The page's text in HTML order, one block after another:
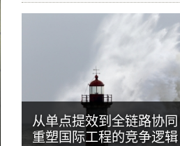
从单点提效到全链路协
重塑国际工程的竞争逻辑